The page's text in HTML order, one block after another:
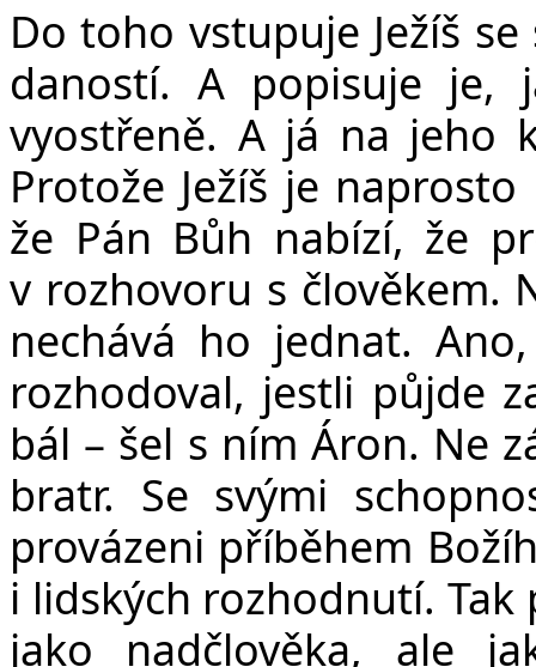
Do toho vstupuje Ježíš
daností. A popisuje je,
vyostřeně. A já na jeho
Protože Ježíš je
že Pán Bůh nabízí, že
v rozhovoru s člověkem.
nechává ho jednat.
rozhodoval, jestli půjde
bál – šel s ním Áron. Ne
bratr. Se svými
provázeni příběhem
i lidských rozhodnutí. Tak
jako nadčlověka, ale